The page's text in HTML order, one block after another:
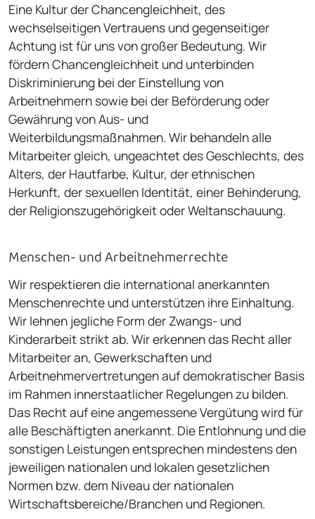
Eine Kultur der Chancengleichheit, des
wechselseitigen Vertrauens und gegenseitiger
Achtung ist für uns von großer Bedeutung. Wir
fördern Chancengleichheit und unterbinden
Diskriminierung bei der Einstellung von
Arbeitnehmern sowie bei der Beförderung oder
Gewährung von Aus- und
Weiterbildungsmaßnahmen. Wir behandeln alle
Mitarbeiter gleich, ungeachtet des Geschlechts, des
Alters, der Hautfarbe, Kultur, der ethnischen
Herkunft, der sexuellen Identität, einer Behinderung,
der Religionszugehörigkeit oder Weltanschauung.
Menschen- und Arbeitnehmerrechte
Wir respektieren die international anerkannten
Menschenrechte und unterstützen ihre Einhaltung.
Wir lehnen jegliche Form der Zwangs- und
Kinderarbeit strikt ab. Wir erkennen das Recht aller
Mitarbeiter an, Gewerkschaften und
Arbeitnehmervertretungen auf demokratischer Basis
im Rahmen innerstaatlicher Regelungen zu bilden.
Das Recht auf eine angemessene Vergütung wird für
alle Beschäftigten anerkannt. Die Entlohnung und die
sonstigen Leistungen entsprechen mindestens den
jeweiligen nationalen und lokalen gesetzlichen
Normen bzw. dem Niveau der nationalen
Wirtschaftsbereiche/Branchen und Regionen.